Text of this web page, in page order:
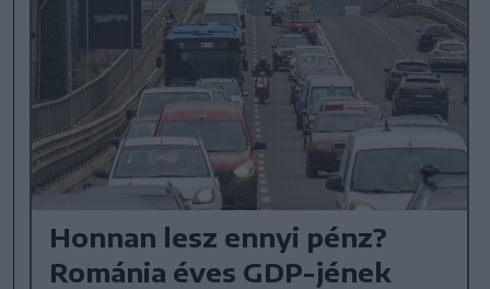
Honnan lesz ennyi pénz?
Románia éves GDP-jének